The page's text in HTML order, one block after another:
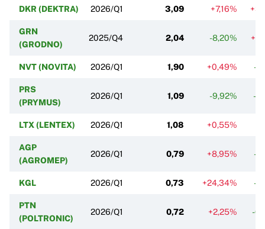
DKR (DEKTRA) 2026/Q1 3,09 +7,16%
GRN
(GRODNO)
2025/Q4 2,04 -8,20%
NVT (NOVITA) 2026/Q1 1,90 +0,49% -
PRS
(PRYMUS)
2026/Q1 1,09 -9,92% -
LTX (LENTEX) 2026/Q1 1,08 +0,55%
AGP
(AGROMEP)
2026/Q1 0,79 +8,95% -
KGL 2026/Q1 0,73 +24,34% -
PTN
(POLTRONIC)
2026/Q1 0,72 +2,25% -